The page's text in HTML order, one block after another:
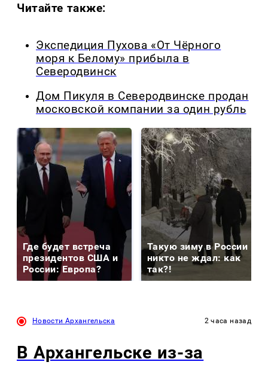
Читайте также:
Экспедиция Пухова «От Чёрного
моря к Белому» прибыла в
Северодвинск
Дом Пикуля в Северодвинске продан
московской компании за один рубль
Где будет встреча
президентов США и
России: Европа?
Такую зиму в России
никто не ждал: как
так?!
Новости Архангельска 2 часа назад
В Архангельске из-за